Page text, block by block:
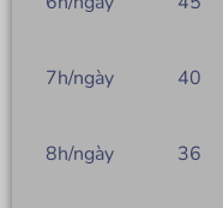
7h/ngày 40
8h/ngày 36